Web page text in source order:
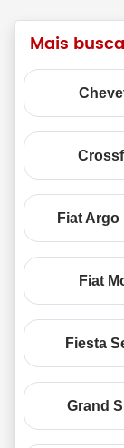
Mais
Fiat Argo
Fiat
Fiesta
Grand